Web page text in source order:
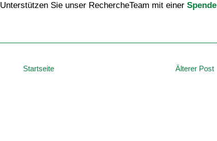
Unterstützen Sie unser RechercheTeam mit einer Spende
Älterer Post
Startseite